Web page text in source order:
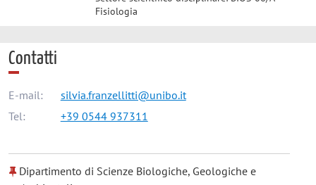
Fisiologia
Contatti
E-mail:
silvia.franzellitti@unibo.it
Tel:
+39 0544 937311
Dipartimento di Scienze Biologiche, Geologiche e